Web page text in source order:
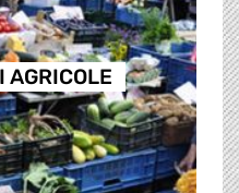
AGRICOLE